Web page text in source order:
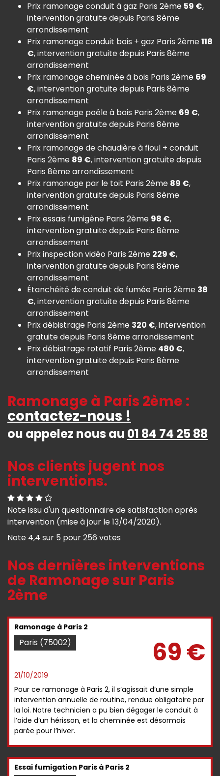
Prix ramonage conduit à gaz Paris 2ème 59 €,
intervention gratuite depuis Paris 8ème
arrondissement
Prix ramonage conduit bois + gaz Paris 2ème118
€, intervention gratuite depuis Paris 8ème
arrondissement
Prix ramonage cheminée à bois Paris 2ème 69
€, intervention gratuite depuis Paris 8ème
arrondissement
Prix ramonage poêle à bois Paris 2ème 69 €,
intervention gratuite depuis Paris 8ème
arrondissement
Prix ramonage de chaudière à fioul + conduit
Paris 2ème 89 €, intervention gratuite depuis
Paris 8ème arrondissement
Prix ramonage par le toit Paris 2ème 89 €,
intervention gratuite depuis Paris 8ème
arrondissement
Prix essais fumigène Paris 2ème 98 €,
intervention gratuite depuis Paris 8ème
arrondissement
Prix inspection vidéo Paris 2ème 229 €,
intervention gratuite depuis Paris 8ème
arrondissement
Étanchéité de conduit de fumée Paris 2ème 38
€, intervention gratuite depuis Paris 8ème
arrondissement
Prix débistrage Paris 2ème 320 €, intervention
gratuite depuis Paris 8ème arrondissement
Prix débistrage rotatif Paris 2ème 480 €,
intervention gratuite depuis Paris 8ème
arrondissement
Ramonage à Paris 2ème :
contactez-nous !
ou appelez nous au 01 84 74 25 88
Nos clients jugent nos
interventions.
Note issu d'un questionnaire de satisfaction après
intervention (mise à jour le 13/04/2020).
Note 4,4 sur 5 pour256 votes
Nos dernières interventions
de Ramonage sur Paris
2ème
Ramonage à Paris 2
Paris (75002) 69 €
21/10/2019
Pour ce ramonage à Paris 2, il s’agissait d’une simple
intervention annuelle de routine, rendue obligatoire par
la loi. Notre technicien a pu bien dégager le conduit à
l’aide d’un hérisson, et la cheminée est désormais
parée pour l’hiver.
Essai fumigation Paris à Paris 2